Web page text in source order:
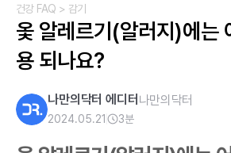
건강 FAQ > 감기
옻 알레르기(알러지)에는
용 되나요?
나만의닥터 에디터 나만의닥터
2024.05.21 3분